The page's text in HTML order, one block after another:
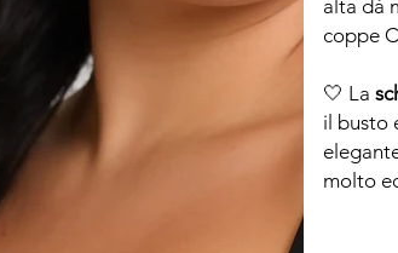
alta dà
coppe
🤍 La
il busto
molto